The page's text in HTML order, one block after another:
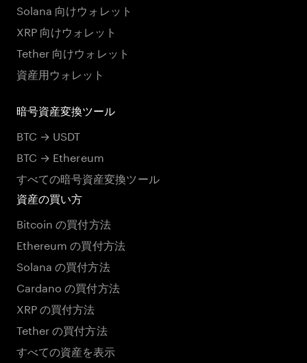
Solana 向けウォレット
XRP 向けウォレット
Tether 向けウォレット
資産用ウォレット
暗号資産変換ツール
BTC → USDT
BTC → Ethereum
すべての暗号資産変換ツール
資産の買い方
Bitcoin の買付方法
Ethereum の買付方法
Solana の買付方法
Cardano の買付方法
XRP の買付方法
Tether の買付方法
すべての資産を表示